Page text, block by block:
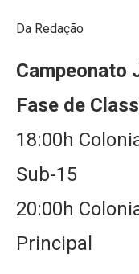
Da Redação
Campeonato
Fase de
18:00h
Sub-15
20:00h
Principal